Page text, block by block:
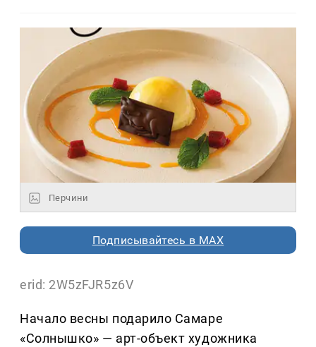
Перчини
Подписывайтесь в MAX
erid: 2W5zFJR5z6V
Начало весны подарило Самаре
«Солнышко» — арт-объект художника